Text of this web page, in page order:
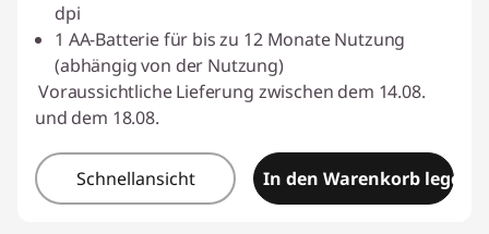
dpi
1 AA-Batterie für bis zu 12 Monate Nutzung
(abhängig von der Nutzung)
Voraussichtliche Lieferung zwischen dem 14.08.
und dem 18.08.
Schnellansicht In den Warenkorb legen